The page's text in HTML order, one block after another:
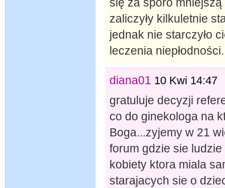
się za sporo
zaliczyły kilkuletnie
jednak nie starczyło
leczenia niepłodności.
diana01 10 Kwi 14:47
gratuluje decyzji
co do ginekologa na
Boga...zyjemy w 21
forum gdzie sie
kobiety ktora miala
starajacych sie o